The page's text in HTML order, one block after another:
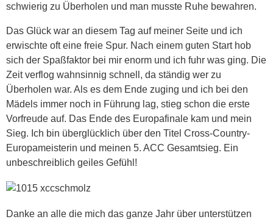
schwierig zu Überholen und man musste Ruhe bewahren.
Das Glück war an diesem Tag auf meiner Seite und ich
erwischte oft eine freie Spur. Nach einem guten Start hob
sich der Spaßfaktor bei mir enorm und ich fuhr was ging. Die
Zeit verflog wahnsinnig schnell, da ständig wer zu
Überholen war. Als es dem Ende zuging und ich bei den
Mädels immer noch in Führung lag, stieg schon die erste
Vorfreude auf. Das Ende des Europafinale kam und mein
Sieg. Ich bin überglücklich über den Titel Cross-Country-
Europameisterin und meinen 5. ACC Gesamtsieg. Ein
unbeschreiblich geiles Gefühl!
Danke an alle die mich das ganze Jahr über unterstützen